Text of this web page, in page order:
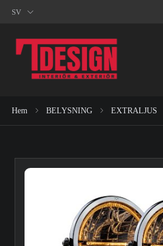
SV
Hem BELYSNING EXTRALJUS